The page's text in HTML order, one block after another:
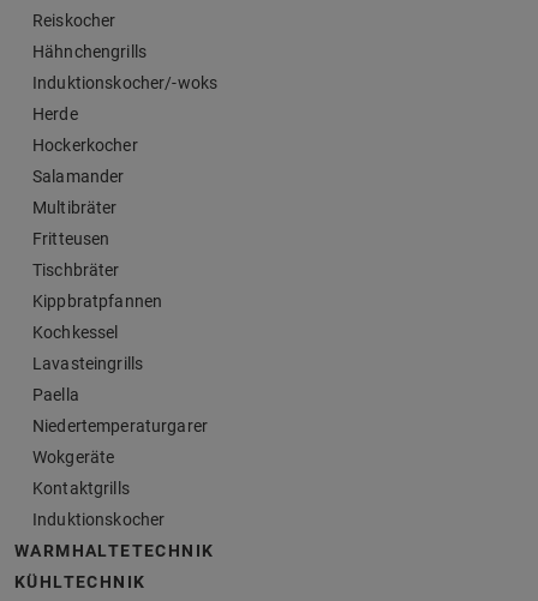
Reiskocher
Hähnchengrills
Induktionskocher/-woks
Herde
Hockerkocher
Salamander
Multibräter
Fritteusen
Tischbräter
Kippbratpfannen
Kochkessel
Lavasteingrills
Paella
Niedertemperaturgarer
Wokgeräte
Kontaktgrills
Induktionskocher
WARMHALTETECHNIK
KÜHLTECHNIK